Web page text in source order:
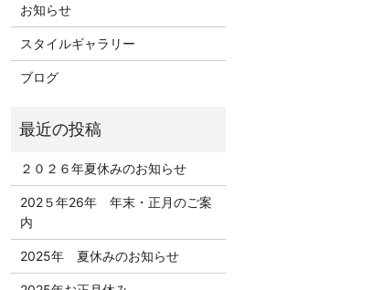
お知らせ
スタイルギャラリー
ブログ
２０２６年夏休みのお知らせ
202５年26年 年末・正月のご案
内
2025年 夏休みのお知らせ